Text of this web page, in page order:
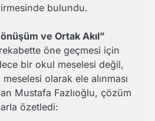
bulundu.
ve Ortak Akıl”
öne geçmesi için
bir okul meselesi değil,
olarak ele alınması
Mustafa Fazlıoğlu, çözüm
özetledi: